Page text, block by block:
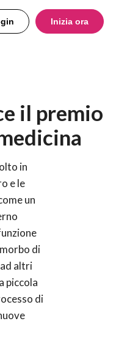
Inizia ora
il premio
in
e le
un
di
altri
piccola
di